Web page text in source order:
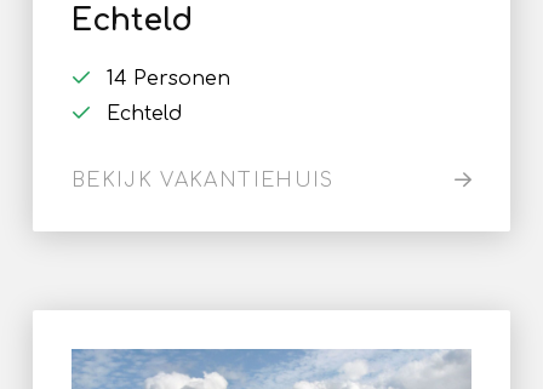
Echteld
14 Personen
Echteld
BEKIJK VAKANTIEHUIS